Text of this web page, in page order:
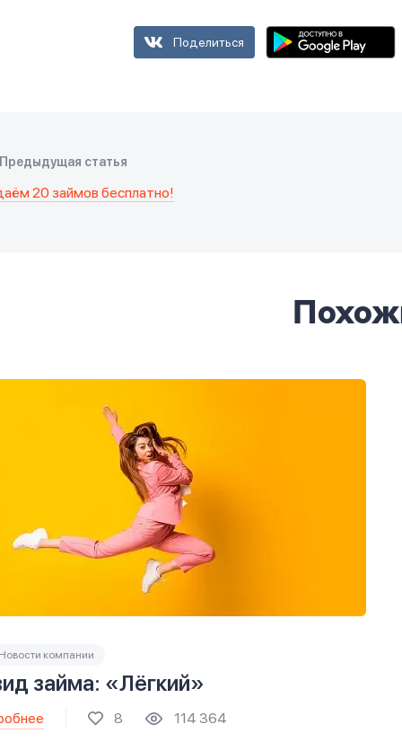
Поделиться
Предыдущая статья
20 займов бесплатно!
Новости компании
займа: «Лёгкий»
8 114 364